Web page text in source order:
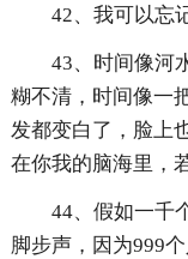
42、我可以忘
43、时间像河
糊不清，时间像一
发都变白了，脸上
在你我的脑海里，
44、假如一千
脚步声，因为999